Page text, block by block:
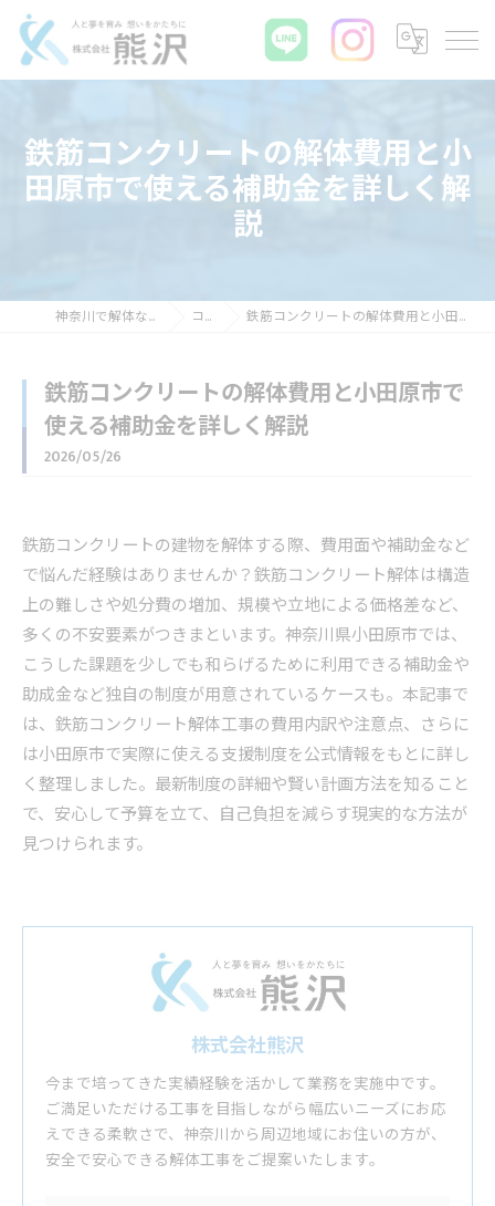
鉄筋コンクリートの解体費用と小
田原市で使える補助金を詳しく解
説
神奈川で解体なら株式会社熊沢 コラム 鉄筋コンクリートの解体費用と小田原市で使える補助金を詳しく解説
鉄筋コンクリートの解体費用と小田原市で
使える補助金を詳しく解説
2026/05/26
鉄筋コンクリートの建物を解体する際、費用面や補助金など
で悩んだ経験はありませんか？鉄筋コンクリート解体は構造
上の難しさや処分費の増加、規模や立地による価格差など、
多くの不安要素がつきまといます。神奈川県小田原市では、
こうした課題を少しでも和らげるために利用できる補助金や
助成金など独自の制度が用意されているケースも。本記事で
は、鉄筋コンクリート解体工事の費用内訳や注意点、さらに
は小田原市で実際に使える支援制度を公式情報をもとに詳し
く整理しました。最新制度の詳細や賢い計画方法を知ること
で、安心して予算を立て、自己負担を減らす現実的な方法が
見つけられます。
株式会社熊沢
今まで培ってきた実績経験を活かして業務を実施中です。
ご満足いただける工事を目指しながら幅広いニーズにお応
えできる柔軟さで、神奈川から周辺地域にお住いの方が、
安全で安心できる解体工事をご提案いたします。